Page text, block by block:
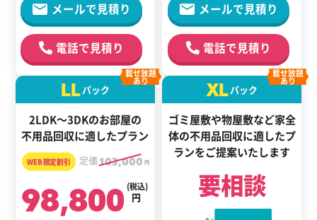
メールで見積り
電話で見積り
メールで見積り
電話で見積り
LLパック
2LDK～3DKのお部屋の
不用品回収に適したプラン
載せ放題
あり
定価103,000 円
98,800 円
(税込)
XLパック
ゴミ屋敷や物屋敷など家全
体の不用品回収に適したプ
ランをご提案いたします
載せ放題
あり
要相談